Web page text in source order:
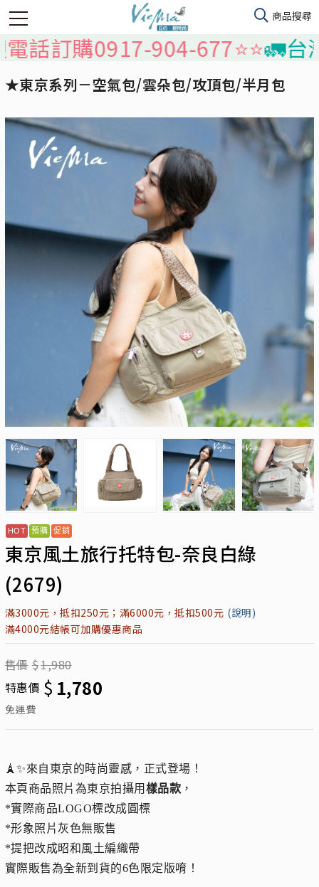
購0917-904-677⭐️⭐️🚛台灣本
★東京系列－空氣包/雲朵包/攻頂包/半月包
東京風土旅行托特包-奈良白綠
(2679)
滿3000元，抵扣250元；滿6000元，抵扣500元 (說明)
滿4000元結帳可加購優惠商品
售價 $1,980
特惠價 $ 1,780
免運費
🗼✨來自東京的時尚靈感，正式登場！
本頁商品照片為東京拍攝用 樣品款 ，
*實際商品LOGO標改成圓標
*形象照片灰色無販售
*提把改成昭和風土編織帶
實際販售為全新到貨的6色限定版唷！